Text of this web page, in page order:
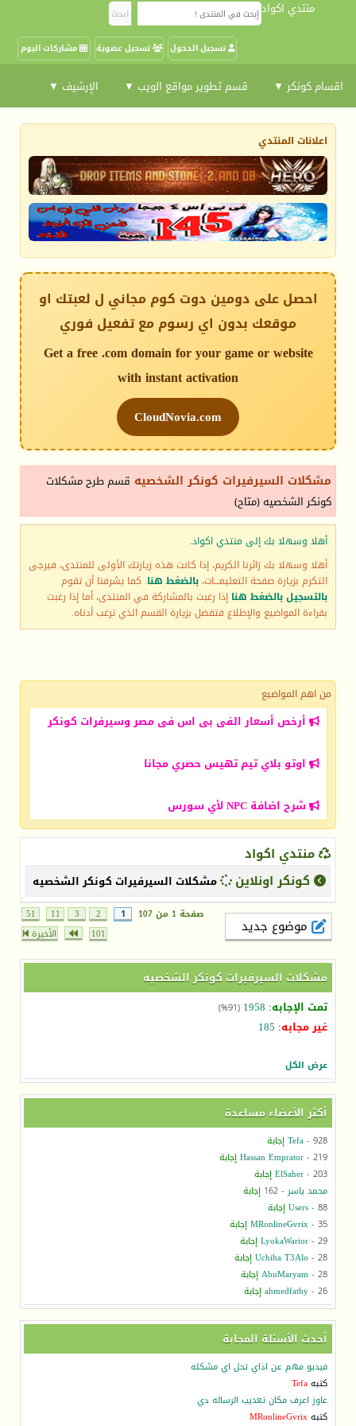
منتدي اكواد
مشاركات اليوم تسجيل عضوية تسجيل الدخول
اقسام كونكر ▼ قسم تطوير مواقع الويب ▼ الإرشيف ▼
اعلانات المنتدي
احصل على دومين دوت كوم مجاني ل لعبتك او
موقعك بدون اي رسوم مع تفعيل فوري
Get a free .com domain for your game or website
with instant activation
CloudNovia.com
مشكلات السيرفيرات كونكر الشخصيه قسم طرح مشكلات
كونكر الشخصيه (متاح)
أهلا وسهلا بك إلى منتدي اكواد.
أهلا وسهلا بك زائرنا الكريم، إذا كانت هذه زيارتك الأولى للمنتدى، فيرجى
التكرم بزيارة صفحة التعليمـــات، بالضغط هنا. كما يشرفنا أن تقوم
بالتسجيل بالضغط هنا إذا رغبت بالمشاركة في المنتدى، أما إذا رغبت
بقراءة المواضيع والإطلاع فتفضل بزيارة القسم الذي ترغب أدناه.
من اهم المواضيع
أرخص أسعار الفى بى اس فى مصر وسيرفرات كونكر
اوتو بلاي تيم تهيس حصري مجانا
شرح اضافة NPC لأي سورس
منتدي اكواد
كونكر اونلاين
مشكلات السيرفيرات كونكر الشخصيه
موضوع جديد
صفحة 1 من 107 1
2
3
11
51
101
الأخيرة
مشكلات السيرفيرات كونكر الشخصيه
تمت الإجابه:
1958
(91%)
غير مجابه:
185
عرض الكل
أكثر الأعضاء مساعدة
Tefa- 928
إجابة
Hassan Emprator- 219
إجابة
ElSaher- 203
إجابة
محمد ياسر- 162
إجابة
Users- 88
إجابة
MRonlineGvrix- 35
إجابة
LyokaWarior- 29
إجابة
Uchiha T3Alo - 28
إجابة
AbuMaryam- 28
إجابة
ahmedfathy- 26 إجابة
أحدث الأسئلة المجابة
فيديو مهم عن اذاي تحل اي مشكله
كتبهTefa
عاوز اعرف مكان تعديب الرساله دي
كتبهMRonlineGvrix